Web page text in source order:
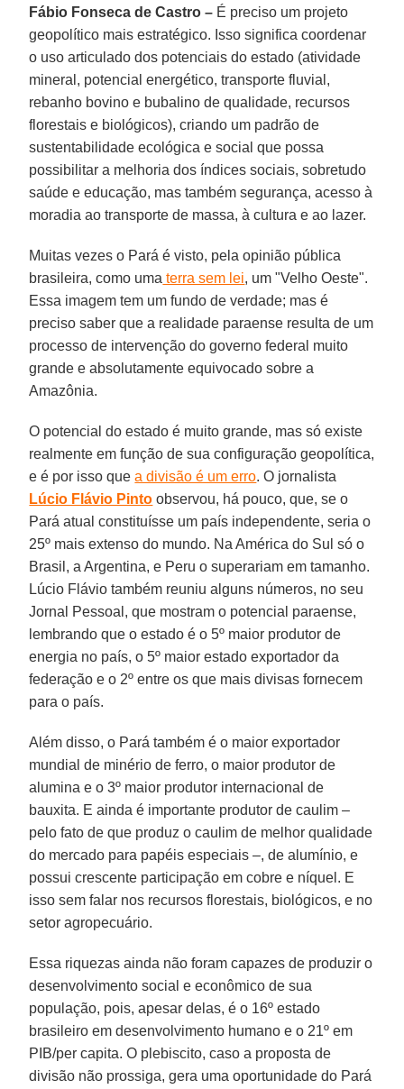
Fábio Fonseca de Castro – É preciso um projeto
geopolítico mais estratégico. Isso significa coordenar
o uso articulado dos potenciais do estado (atividade
mineral, potencial energético, transporte fluvial,
rebanho bovino e bubalino de qualidade, recursos
florestais e biológicos), criando um padrão de
sustentabilidade ecológica e social que possa
possibilitar a melhoria dos índices sociais, sobretudo
saúde e educação, mas também segurança, acesso à
moradia ao transporte de massa, à cultura e ao lazer.
Muitas vezes o Pará é visto, pela opinião pública
brasileira, como uma terra sem lei, um "Velho Oeste".
Essa imagem tem um fundo de verdade; mas é
preciso saber que a realidade paraense resulta de um
processo de intervenção do governo federal muito
grande e absolutamente equivocado sobre a
Amazônia.
O potencial do estado é muito grande, mas só existe
realmente em função de sua configuração geopolítica,
e é por isso quea divisão é um erro. O jornalista
Lúcio Flávio Pinto observou, há pouco, que, se o
Pará atual constituísse um país independente, seria o
25º mais extenso do mundo. Na América do Sul só o
Brasil, a Argentina, e Peru o superariam em tamanho.
Lúcio Flávio também reuniu alguns números, no seu
Jornal Pessoal, que mostram o potencial paraense,
lembrando que o estado é o 5º maior produtor de
energia no país, o 5º maior estado exportador da
federação e o 2º entre os que mais divisas fornecem
para o país.
Além disso, o Pará também é o maior exportador
mundial de minério de ferro, o maior produtor de
alumina e o 3º maior produtor internacional de
bauxita. E ainda é importante produtor de caulim –
pelo fato de que produz o caulim de melhor qualidade
do mercado para papéis especiais –, de alumínio, e
possui crescente participação em cobre e níquel. E
isso sem falar nos recursos florestais, biológicos, e no
setor agropecuário.
Essa riquezas ainda não foram capazes de produzir o
desenvolvimento social e econômico de sua
população, pois, apesar delas, é o 16º estado
brasileiro em desenvolvimento humano e o 21º em
PIB/per capita. O plebiscito, caso a proposta de
divisão não prossiga, gera uma oportunidade do Pará